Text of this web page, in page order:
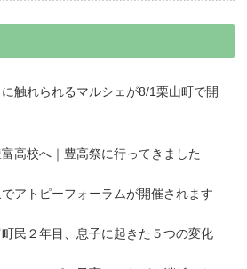
触れられるマルシェが8/1栗山町で開
高校へ｜豊高祭に行ってきました
アトピーフォーラムが開催されます
民２年目、息子に起きた５つの変化